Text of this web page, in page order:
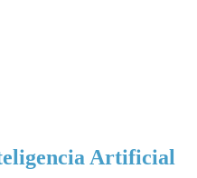
Artificial